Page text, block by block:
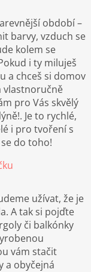
období –
barvy, vzduch se
kolem se
i ty miluješ
a chceš si domov
vlastnoručně
pro Vás skvělý
Je to rychlé,
i pro tvoření s
do toho!
užívat, že je
A tak si pojďte
či balkónky
vám stačit
a obyčejná